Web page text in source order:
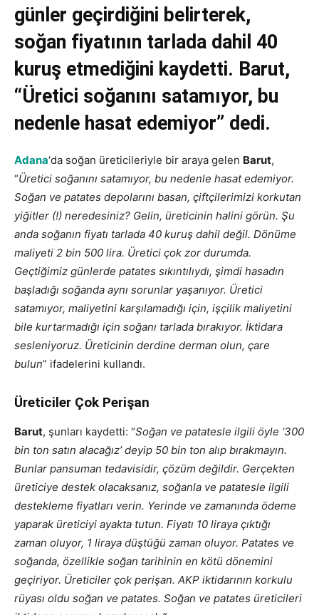
günler geçirdiğini belirterek,
soğan fiyatının tarlada dahil 40
kuruş etmediğini kaydetti. Barut,
“Üretici soğanını satamıyor, bu
nedenle hasat edemiyor” dedi.
Adana‘da soğan üreticileriyle bir araya gelen Barut,
“Üretici soğanını satamıyor, bu nedenle hasat edemiyor.
Soğan ve patates depolarını basan, çiftçilerimizi korkutan
yiğitler (!) neredesiniz? Gelin, üreticinin halini görün. Şu
anda soğanın fiyatı tarlada 40 kuruş dahil değil. Dönüme
maliyeti 2 bin 500 lira. Üretici çok zor durumda.
Geçtiğimiz günlerde patates sıkıntılıydı, şimdi hasadın
başladığı soğanda aynı sorunlar yaşanıyor. Üretici
satamıyor, maliyetini karşılamadığı için, işçilik maliyetini
bile kurtarmadığı için soğanı tarlada bırakıyor. İktidara
sesleniyoruz. Üreticinin derdine derman olun, çare
bulun” ifadelerini kullandı.
Üreticiler Çok Perişan
Barut, şunları kaydetti: “Soğan ve patatesle ilgili öyle ‘300
bin ton satın alacağız’ deyip 50 bin ton alıp bırakmayın.
Bunlar pansuman tedavisidir, çözüm değildir. Gerçekten
üreticiye destek olacaksanız, soğanla ve patatesle ilgili
destekleme fiyatları verin. Yerinde ve zamanında ödeme
yaparak üreticiyi ayakta tutun. Fiyatı 10 liraya çıktığı
zaman oluyor, 1 liraya düştüğü zaman oluyor. Patates ve
soğanda, özellikle soğan tarihinin en kötü dönemini
geçiriyor. Üreticiler çok perişan. AKP iktidarının korkulu
rüyası oldu soğan ve patates. Soğan ve patates üreticileri